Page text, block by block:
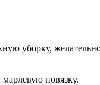
уборку,
повязку.